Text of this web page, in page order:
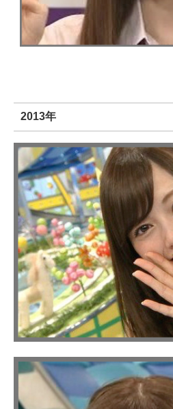
2013年